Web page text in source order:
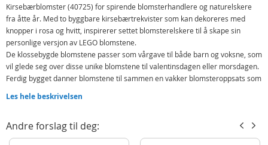
Kirsebærblomster (40725) for spirende blomsterhandlere og naturelskere
fra åtte år. Med to byggbare kirsebærtrekvister som kan dekoreres med
knopper i rosa og hvitt, inspirerer settet blomsterelskere til å skape sin
personlige versjon av LEGO blomstene.
De klossebygde blomstene passer som vårgave til både barn og voksne, som
vil glede seg over disse unike blomstene til valentinsdagen eller morsdagen.
Ferdig bygget danner blomstene til sammen en vakker blomsteroppsats som
Bygg blomster – få kreativitetens til å spire med det vårlige gavesettet
Les hele beskrivelsen
Andre forslag til deg: